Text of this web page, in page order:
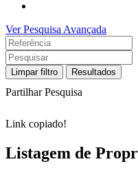
Ver Pesquisa Avançada
Limpar filtro Resultados
Partilhar Pesquisa
Link copiado!
Listagem de